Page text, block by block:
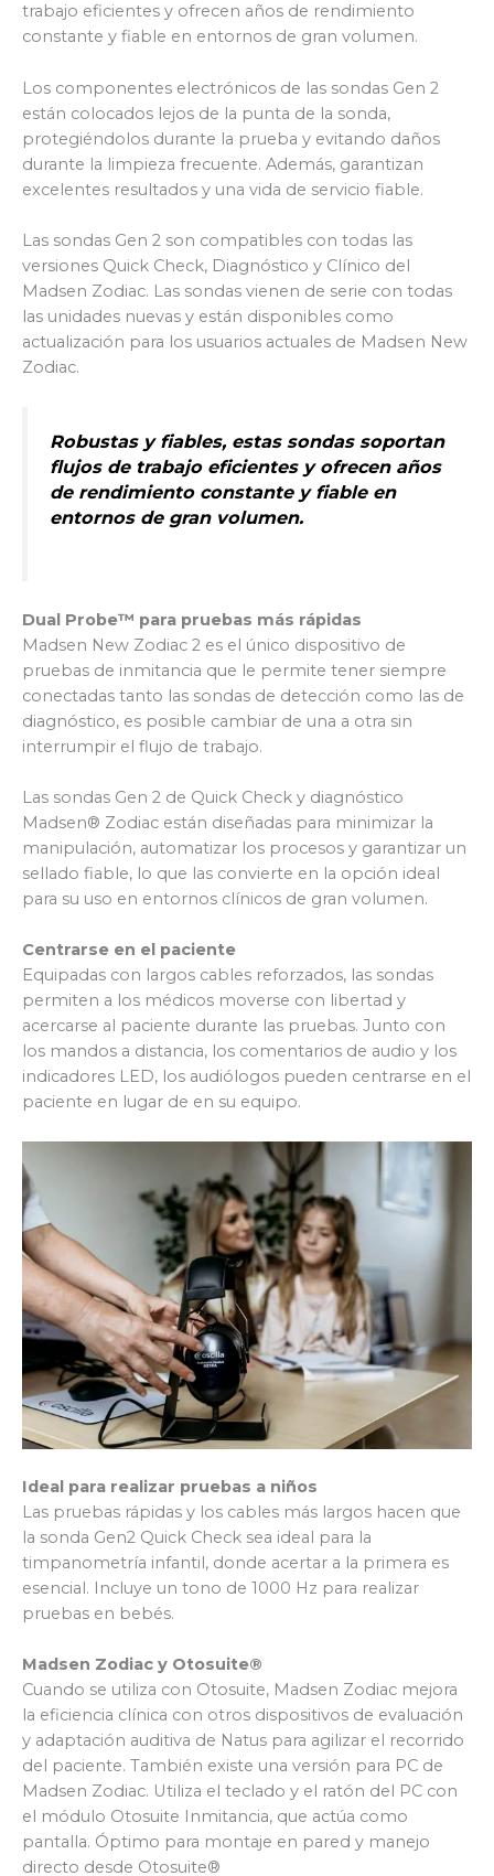
trabajo eficientes y ofrecen años de rendimiento
constante y fiable en entornos de gran volumen.
Los componentes electrónicos de las sondas Gen 2
están colocados lejos de la punta de la sonda,
protegiéndolos durante la prueba y evitando daños
durante la limpieza frecuente. Además, garantizan
excelentes resultados y una vida de servicio fiable.
Las sondas Gen 2 son compatibles con todas las
versiones Quick Check, Diagnóstico y Clínico del
Madsen Zodiac. Las sondas vienen de serie con todas
las unidades nuevas y están disponibles como
actualización para los usuarios actuales de Madsen New
Zodiac.
Robustas y fiables, estas sondas soportan
flujos de trabajo eficientes y ofrecen años
de rendimiento constante y fiable en
entornos de gran volumen.
Dual Probe™ para pruebas más rápidas
Madsen New Zodiac 2 es el único dispositivo de
pruebas de inmitancia que le permite tener siempre
conectadas tanto las sondas de detección como las de
diagnóstico, es posible cambiar de una a otra sin
interrumpir el flujo de trabajo.
Las sondas Gen 2 de Quick Check y diagnóstico
Madsen® Zodiac están diseñadas para minimizar la
manipulación, automatizar los procesos y garantizar un
sellado fiable, lo que las convierte en la opción ideal
para su uso en entornos clínicos de gran volumen.
Centrarse en el paciente
Equipadas con largos cables reforzados, las sondas
permiten a los médicos moverse con libertad y
acercarse al paciente durante las pruebas. Junto con
los mandos a distancia, los comentarios de audio y los
indicadores LED, los audiólogos pueden centrarse en el
paciente en lugar de en su equipo.
Ideal para realizar pruebas a niños
Las pruebas rápidas y los cables más largos hacen que
la sonda Gen2 Quick Check sea ideal para la
timpanometría infantil, donde acertar a la primera es
esencial. Incluye un tono de 1000 Hz para realizar
pruebas en bebés.
Madsen Zodiac y Otosuite®
Cuando se utiliza con Otosuite, Madsen Zodiac mejora
la eficiencia clínica con otros dispositivos de evaluación
y adaptación auditiva de Natus para agilizar el recorrido
del paciente. También existe una versión para PC de
Madsen Zodiac. Utiliza el teclado y el ratón del PC con
el módulo Otosuite Inmitancia, que actúa como
pantalla. Óptimo para montaje en pared y manejo
directo desde Otosuite®